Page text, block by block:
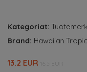
Kategoriat:
Brand: Hawaiian Tropic
13.2 EUR